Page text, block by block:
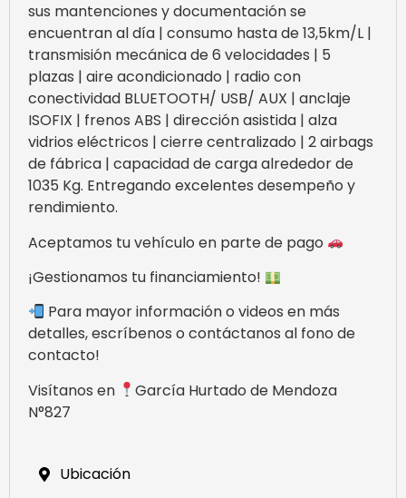
sus mantenciones y documentación se
encuentran al día | consumo hasta de 13,5km/L |
transmisión mecánica de 6 velocidades | 5
plazas | aire acondicionado | radio con
conectividad BLUETOOTH/ USB/ AUX | anclaje
ISOFIX | frenos ABS | dirección asistida | alza
vidrios eléctricos | cierre centralizado | 2 airbags
de fábrica | capacidad de carga alrededor de
1035 Kg. Entregando excelentes desempeño y
rendimiento.
Aceptamos tu vehículo en parte de pago
¡Gestionamos tu financiamiento!
Para mayor información o videos en más
detalles, escríbenos o contáctanos al fono de
contacto!
Visítanos en
García Hurtado de Mendoza
N°827
Ubicación